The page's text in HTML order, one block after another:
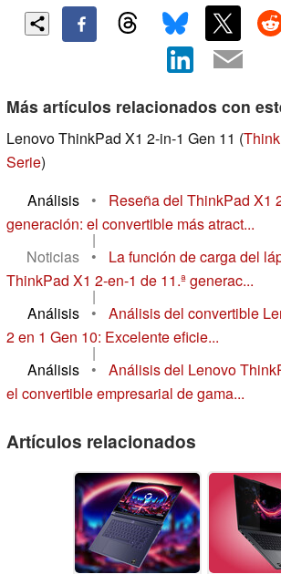
Más artículos relacionados con
Lenovo ThinkPad X1 2-in-1 Gen 11 (
Serie)
Análisis
•
Reseña del ThinkPad X1
generación: el convertible más atract...
|
Noticias
•
La función de carga del
ThinkPad X1 2-en-1 de 11.ª generac...
|
Análisis
•
Análisis del convertible
2 en 1 Gen 10: Excelente eficie...
|
Análisis
•
Análisis del Lenovo
el convertible empresarial de gama...
Artículos relacionados